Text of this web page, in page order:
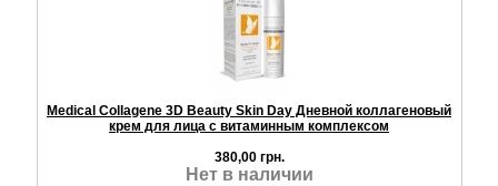
Medical Collagene 3D Beauty Skin Day Дневной коллагеновый
крем для лица с витаминным комплексом
380,00 грн.
Нет в наличии